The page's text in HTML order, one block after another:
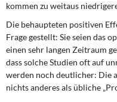
kommen zu weitaus
Die behaupteten positiven
Frage gestellt: Sie seien das
einen sehr langen Zeitraum
dass solche Studien oft auf
werden noch deutlicher: Die
nichts anderes als übliche